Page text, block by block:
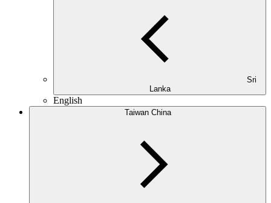
Lanka
English
Taiwan China